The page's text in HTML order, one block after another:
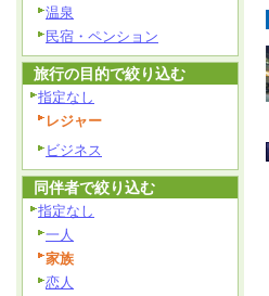
温泉
民宿・ペンション
旅行の目的で絞り込む
指定なし
レジャー
ビジネス
同伴者で絞り込む
指定なし
一人
家族
恋人